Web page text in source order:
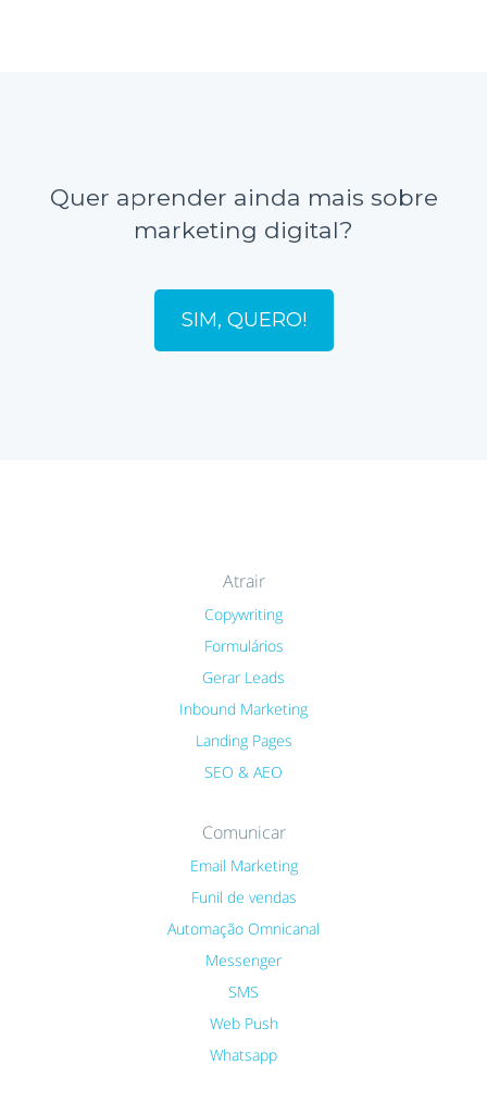
Quer aprender ainda mais sobre
marketing digital?
SIM, QUERO!
Atrair
Copywriting
Formulários
Gerar Leads
Inbound Marketing
Landing Pages
SEO & AEO
Comunicar
Email Marketing
Funil de vendas
Automação Omnicanal
Messenger
SMS
Web Push
Whatsapp